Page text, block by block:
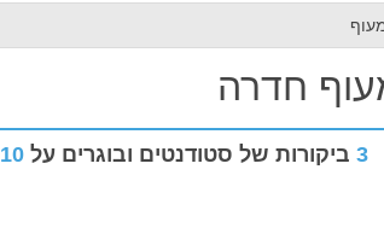
חדרה
3 ביקורות של סטודנטים ובוגרים על10